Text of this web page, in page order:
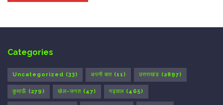
Categories
Uncategorized (33) अपनी बात (11) उत्तराखंड (2897)
कुमाऊँ (279) खेल-जगत (47) गढ़वाल (465)